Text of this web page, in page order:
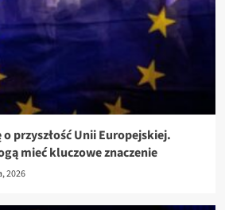
przyszłość Unii Europejskiej.
mieć kluczowe znaczenie
2026